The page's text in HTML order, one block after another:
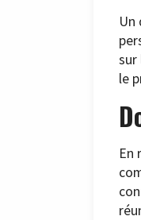
Un
sur
le
En